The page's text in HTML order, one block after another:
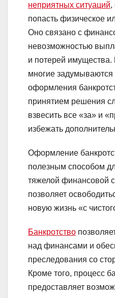
неприятных ситуаций,
попасть физическое
Оно связано с
невозможностью
и потерей имущества.
многие задумываются
оформления
принятием решения
взвесить все «за» и
избежать
Оформление
полезным способом
тяжелой финансовой
позволяет
новую жизнь «с
Банкротство
над финансами и
преследования со
Кроме того, процесс
предоставляет